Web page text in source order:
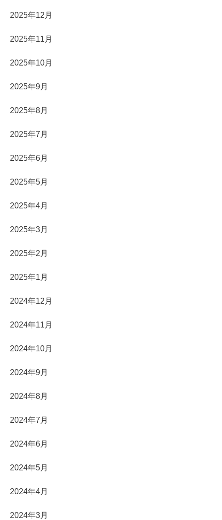
2025年12月
2025年11月
2025年10月
2025年9月
2025年8月
2025年7月
2025年6月
2025年5月
2025年4月
2025年3月
2025年2月
2025年1月
2024年12月
2024年11月
2024年10月
2024年9月
2024年8月
2024年7月
2024年6月
2024年5月
2024年4月
2024年3月